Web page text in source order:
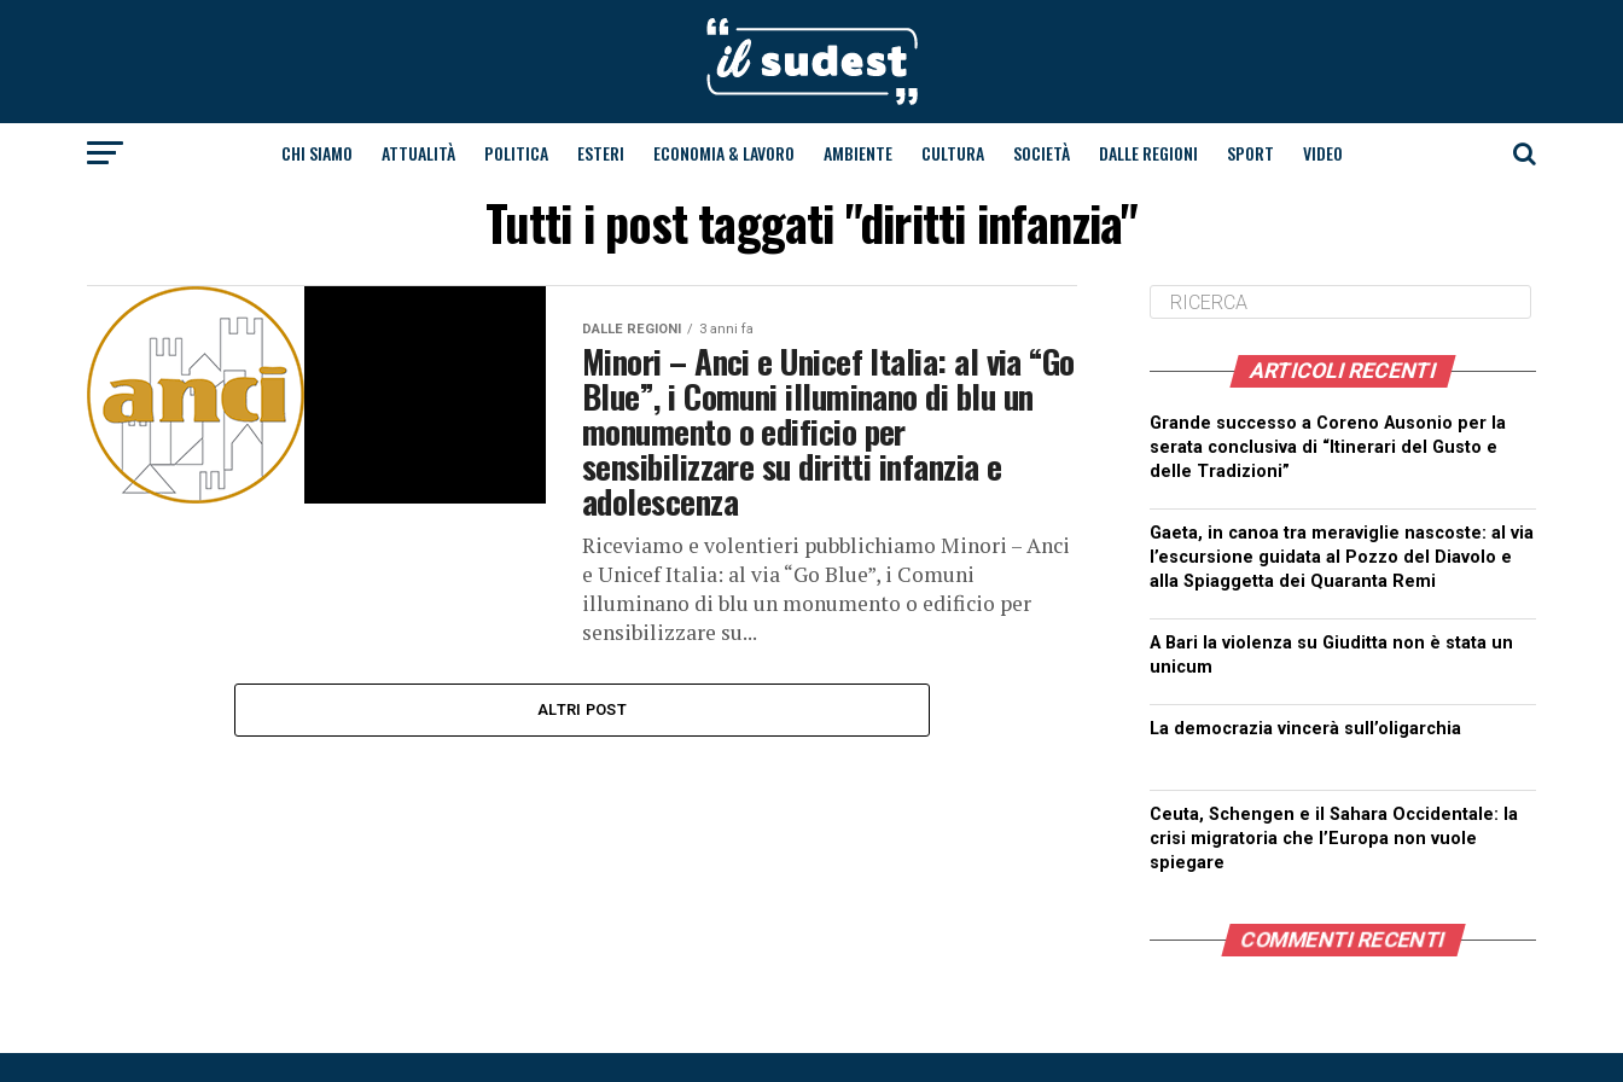
CHI SIAMO ATTUALITÀ POLITICA ESTERI ECONOMIA & LAVORO AMBIENTE CULTURA SOCIETÀ DALLE REGIONI SPORT VIDEO
Tutti i post taggati "diritti infanzia"
DALLE REGIONI 3 anni fa
Minori – Anci e Unicef Italia: al via “Go
Blue”, i Comuni illuminano di blu un
monumento o edificio per
sensibilizzare su diritti infanzia e
adolescenza
Riceviamo e volentieri pubblichiamo Minori – Anci
e Unicef Italia: al via “Go Blue”, i Comuni
illuminano di blu un monumento o edificio per
sensibilizzare su...
ALTRI POST
ARTICOLI RECENTI
Grande successo a Coreno Ausonio per la
serata conclusiva di “Itinerari del Gusto e
delle Tradizioni”
Gaeta, in canoa tra meraviglie nascoste: al via
l’escursione guidata al Pozzo del Diavolo e
alla Spiaggetta dei Quaranta Remi
A Bari la violenza su Giuditta non è stata un
unicum
La democrazia vincerà sull’oligarchia
Ceuta, Schengen e il Sahara Occidentale: la
crisi migratoria che l’Europa non vuole
spiegare
COMMENTI RECENTI